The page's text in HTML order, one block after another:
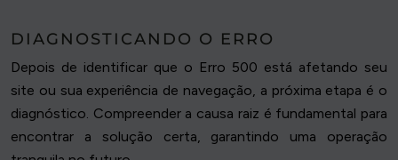
DIAGNOSTICANDO O ERRO
Depois de identificar que o Erro 500 está afetando seu
site ou sua experiência de navegação, a próxima etapa é o
diagnóstico. Compreender a causa raiz é fundamental para
encontrar a solução certa, garantindo uma operação